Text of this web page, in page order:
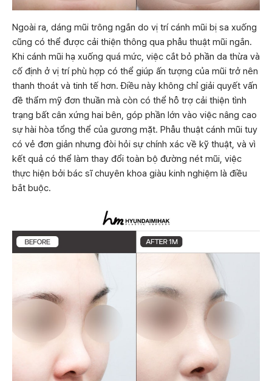
Ngoài ra, dáng mũi trông ngắn do vị trí cánh mũi bị sa xuống
cũng có thể được cải thiện thông qua phẫu thuật mũi ngắn.
Khi cánh mũi hạ xuống quá mức, việc cắt bỏ phần da thừa và
cố định ở vị trí phù hợp có thể giúp ấn tượng của mũi trở nên
thanh thoát và tinh tế hơn. Điều này không chỉ giải quyết vấn
đề thẩm mỹ đơn thuần mà còn có thể hỗ trợ cải thiện tình
trạng bất cân xứng hai bên, góp phần lớn vào việc nâng cao
sự hài hòa tổng thể của gương mặt. Phẫu thuật cánh mũi tuy
có vẻ đơn giản nhưng đòi hỏi sự chính xác về kỹ thuật, và vì
kết quả có thể làm thay đổi toàn bộ đường nét mũi, việc
thực hiện bởi bác sĩ chuyên khoa giàu kinh nghiệm là điều
bắt buộc.